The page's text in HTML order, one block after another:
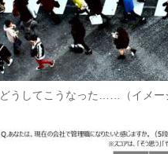
どうしてこうなった……（イメー